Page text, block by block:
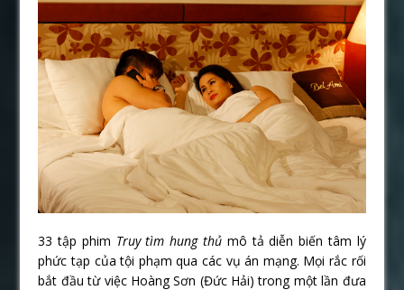
33 tập phim Truy tìm hung thủ mô tả diễn biến tâm lý
phức tạp của tội phạm qua các vụ án mạng. Mọi rắc rối
bắt đầu từ việc Hoàng Sơn (Đức Hải) trong một lần đưa